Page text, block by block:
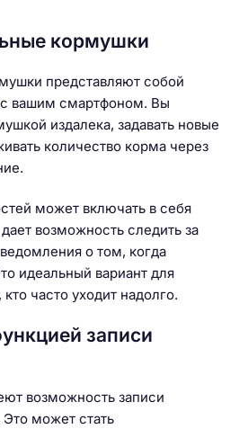
кормушки
представляют собой
с вашим смартфоном. Вы
издалека, задавать новые
количество корма через
может включать в себя
возможность следить за
о том, когда
идеальный вариант для
часто уходит надолго.
записи
возможность записи
может стать